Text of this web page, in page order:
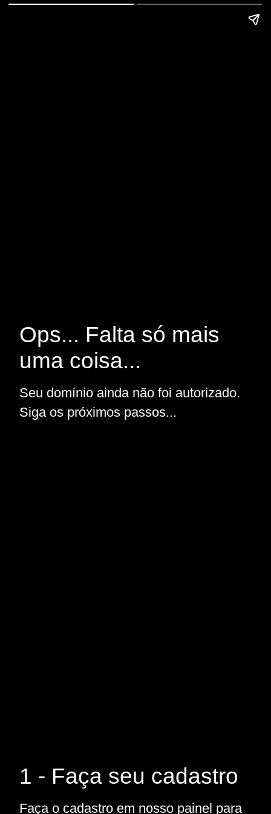
Ops... Falta só mais
uma coisa...
Seu domínio ainda não foi autorizado.
Siga os próximos passos...
1 - Faça seu cadastro
Faça o cadastro em nosso painel para